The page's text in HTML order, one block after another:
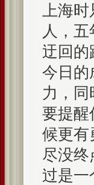
上海时
人，
迂回的
今日的
力，
要提醒
候更有
尽没终
过是一